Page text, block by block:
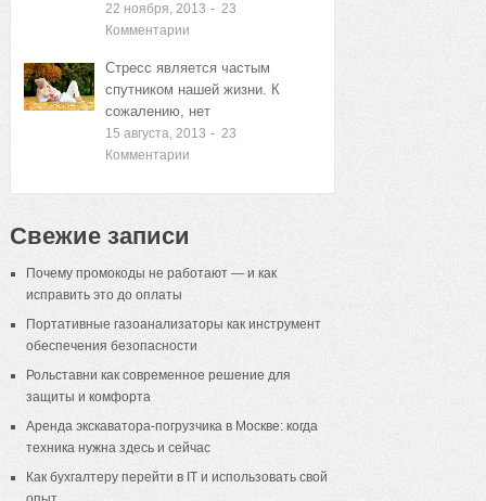
22 ноября, 2013 - 23
Комментарии
Стресс является частым
спутником нашей жизни. К
сожалению, нет
15 августа, 2013 - 23
Комментарии
Свежие записи
Почему промокоды не работают — и как
исправить это до оплаты
Портативные газоанализаторы как инструмент
обеспечения безопасности
Рольставни как современное решение для
защиты и комфорта
Аренда экскаватора-погрузчика в Москве: когда
техника нужна здесь и сейчас
Как бухгалтеру перейти в IT и использовать свой